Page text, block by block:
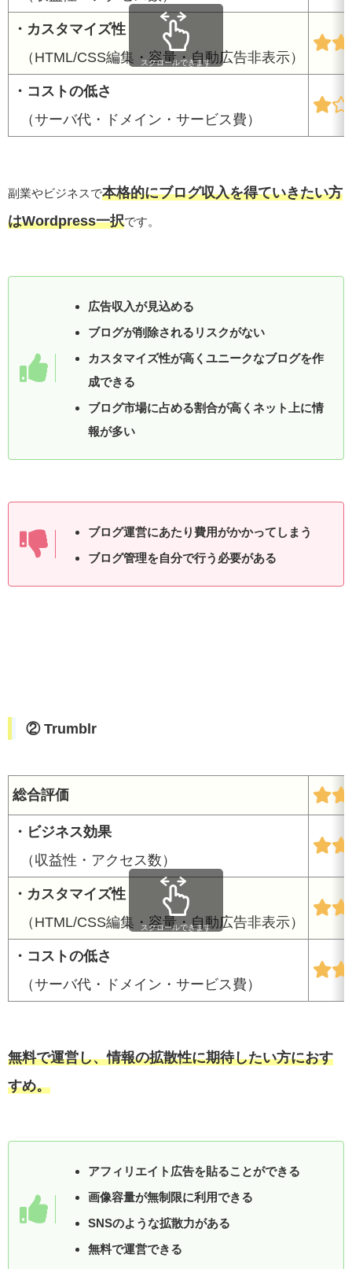
・カスタマイズ性
（HTML/CSS編集・容量・自動広告非表示）
・コストの低さ
（サーバ代・ドメイン・サービス費）
スクロールできます
副業やビジネスで本格的にブログ収入を得ていきたい方
はWordpress一択です。
広告収入が見込める
ブログが削除されるリスクがない
カスタマイズ性が高くユニークなブログを作
成できる
ブログ市場に占める割合が高くネット上に情
報が多い
ブログ運営にあたり費用がかかってしまう
ブログ管理を自分で行う必要がある
② Trumblr
総合評価
・ビジネス効果
（収益性・アクセス数）
・カスタマイズ性
（HTML/CSS編集・容量・自動広告非表示）
・コストの低さ
（サーバ代・ドメイン・サービス費）
スクロールできます
無料で運営し、情報の拡散性に期待したい方におす
すめ。
アフィリエイト広告を貼ることができる
画像容量が無制限に利用できる
SNSのような拡散力がある
無料で運営できる